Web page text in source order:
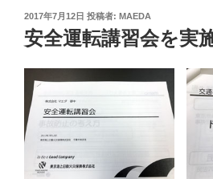
投
稿
日:
2017年7月12日 投稿者: MAEDA
安全運転講習会を実